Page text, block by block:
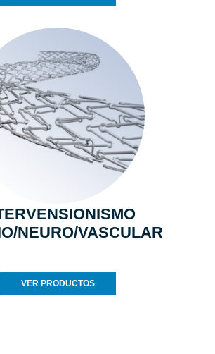
NEURO/VASCULAR
VER PRODUCTOS